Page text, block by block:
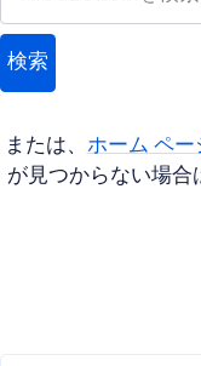
または、 ホーム ペー
が見つからない場合